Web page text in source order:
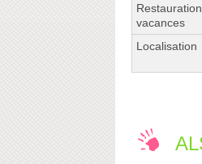
vacances
Localisation